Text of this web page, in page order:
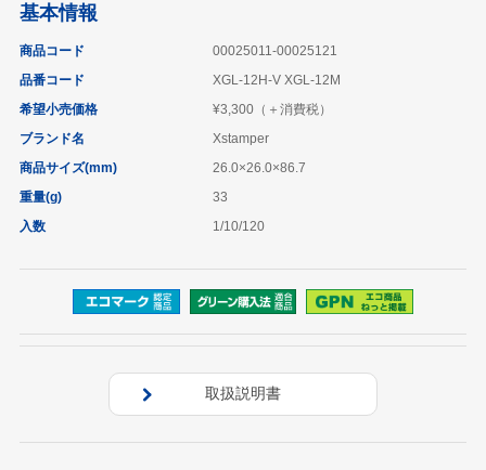
基本情報
商品コード
00025011-00025121
品番コード
XGL-12H-V XGL-12M
希望小売価格
¥3,300（＋消費税）
ブランド名
Xstamper
商品サイズ(mm)
26.0×26.0×86.7
重量(g)
33
入数
1/10/120
取扱説明書